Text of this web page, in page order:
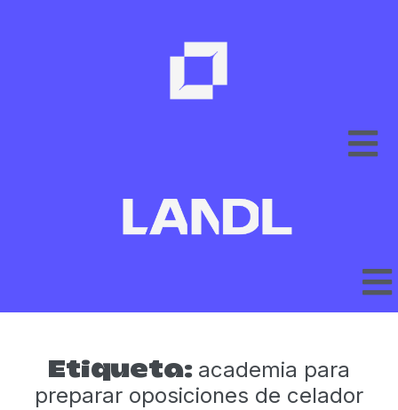
Etiqueta: academia para
preparar oposiciones de celador